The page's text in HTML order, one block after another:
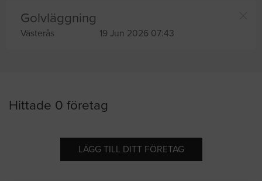
Golvläggning
Västerås 19 Jun 2026 07:43
Hittade 0 företag
LÄGG TILL DITT FÖRETAG